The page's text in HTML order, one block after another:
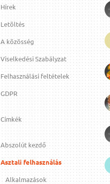
Hírek
Letöltés
A közösség
Viselkedési Szabályzat
Felhasználási feltételek
GDPR
Címkék
Abszolút kezdő
Asztali felhasználás
Alkalmazások